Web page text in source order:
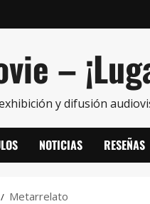
–
y difusión
NOTICIAS RESEÑAS
Metarrelato